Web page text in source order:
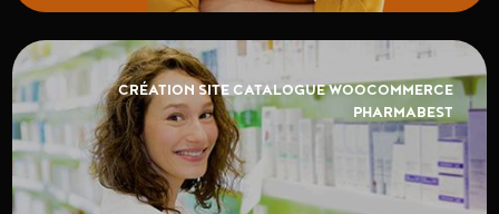
CRÉATION SITE CATALOGUE WOOCOMMERCE
PHARMABEST